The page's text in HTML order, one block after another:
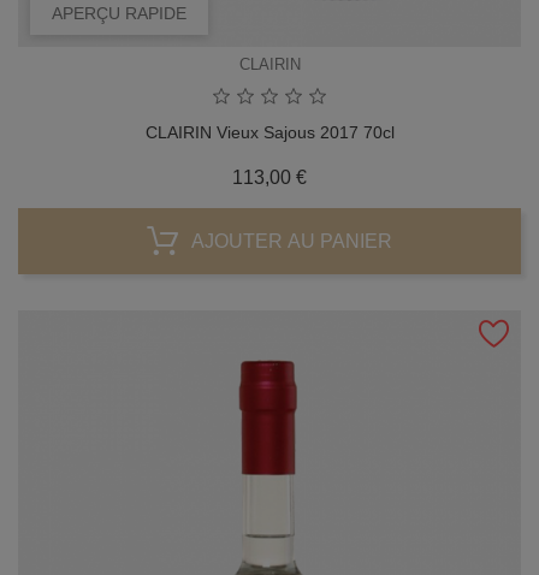
APERÇU RAPIDE
CLAIRIN
CLAIRIN Vieux Sajous 2017 70cl
113,00 €Prix
AJOUTER AU PANIER